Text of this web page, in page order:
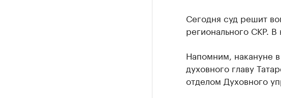
Сегодня суд решит
регионального СКР.
Напомним, накануне
духовного главу
отделом Духовного